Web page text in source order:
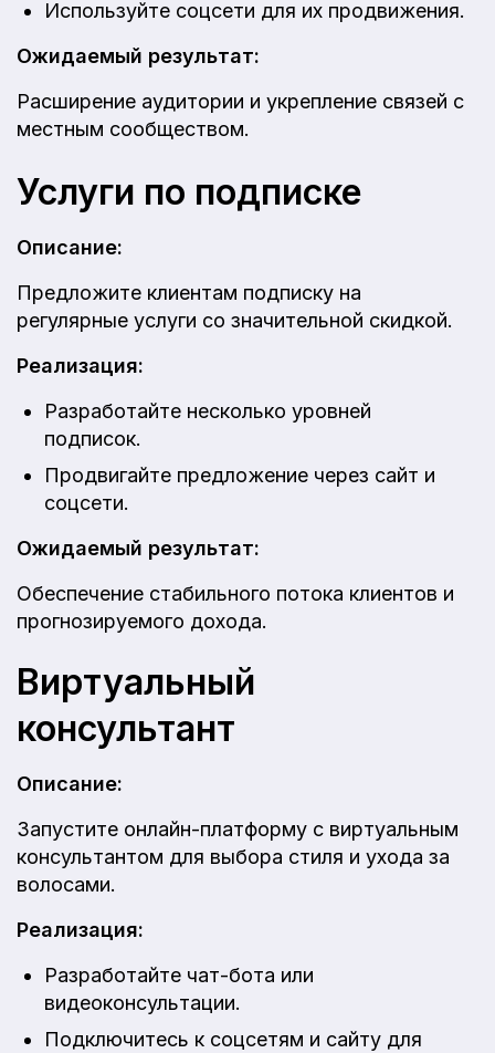
Используйте соцсети для их продвижения.
Ожидаемый результат:
Расширение аудитории и укрепление связей с
местным сообществом.
Услуги по подписке
Описание:
Предложите клиентам подписку на
регулярные услуги со значительной скидкой.
Реализация:
Разработайте несколько уровней
подписок.
Продвигайте предложение через сайт и
соцсети.
Ожидаемый результат:
Обеспечение стабильного потока клиентов и
прогнозируемого дохода.
Виртуальный
консультант
Описание:
Запустите онлайн-платформу с виртуальным
консультантом для выбора стиля и ухода за
волосами.
Реализация:
Разработайте чат-бота или
видеоконсультации.
Подключитесь к соцсетям и сайту для